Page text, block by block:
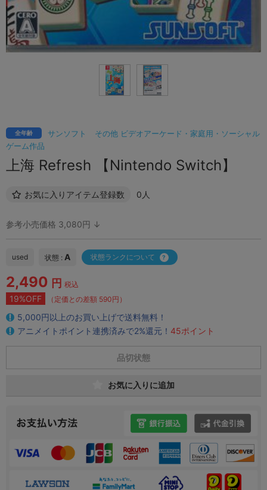
サンソフト
その他 ビデオアーケード・家庭用・ソーシャル
ゲーム作品
全年齢
上海 Refresh 【Nintendo Switch】
お気に入りアイテム登録数 0人
参考小売価格 3,080円 ↓
used 状態 : A 状態ランクについて
2,490 円 税込
19%OFF （定価との差額 590円）
5,000円以上のお買い上げで送料無料！
アニメイトポイント連携済みで2%還元！ 45ポイント
品切状態
お気に入りに追加